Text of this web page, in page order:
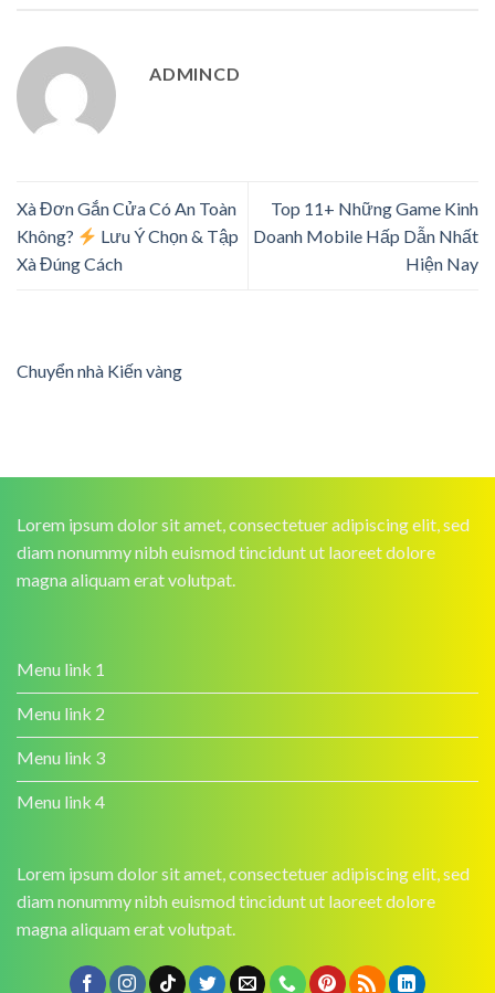
ADMINCD
Xà Đơn Gắn Cửa Có An Toàn
Không?
Lưu Ý Chọn & Tập
Xà Đúng Cách
Top 11+ Những Game Kinh
Doanh Mobile Hấp Dẫn Nhất
Hiện Nay
Chuyển nhà Kiến vàng
Lorem ipsum dolor sit amet, consectetuer adipiscing elit, sed
diam nonummy nibh euismod tincidunt ut laoreet dolore
magna aliquam erat volutpat.
Menu link 1
Menu link 2
Menu link 3
Menu link 4
Lorem ipsum dolor sit amet, consectetuer adipiscing elit, sed
diam nonummy nibh euismod tincidunt ut laoreet dolore
magna aliquam erat volutpat.